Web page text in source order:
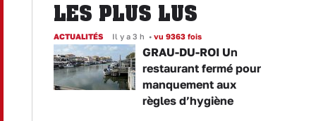
LES PLUS LUS
ACTUALITÉS Il y a 3 h • vu 9363 fois
GRAU-DU-ROI Un
restaurant fermé pour
manquement aux
règles d’hygiène